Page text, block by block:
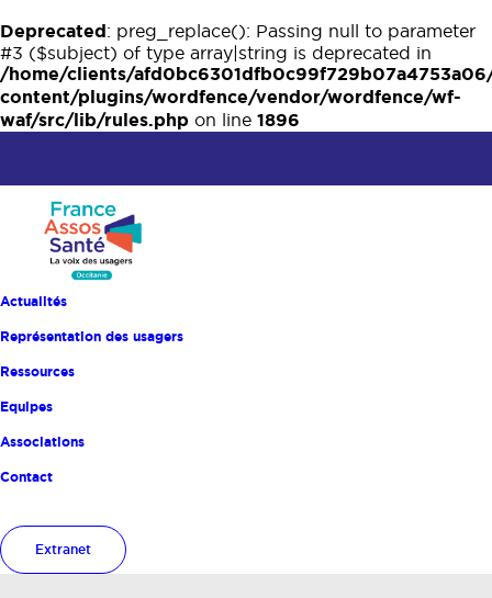
Deprecated: preg_replace(): Passing null to parameter
#3 ($subject) of type array|string is deprecated in
/home/clients/
content/plugins/wordfence/vendor/wordfence/wf-
waf/src/lib/rules.php on line 1896
Actualités
Représentation des usagers
Ressources
Equipes
Associations
Contact
Extranet